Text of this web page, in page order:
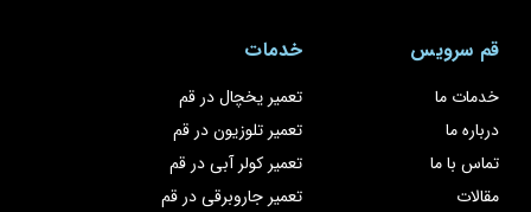
قم سرویس
خدمات ما
درباره ما
تماس با ما
مقالات
خدمات
تعمیر یخچال در قم
تعمیر تلوزیون در قم
تعمیر کولر آبی در قم
تعمیر جاروبرقی در قم